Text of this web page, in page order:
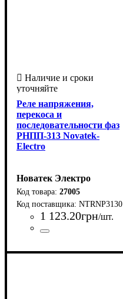
Реле напряжения,
перекоса и
последовательности фаз
РНПП-313 Novatek-
Electro
Новатек Электро
27005
NTRNP3130
1 123.20грн/шт.